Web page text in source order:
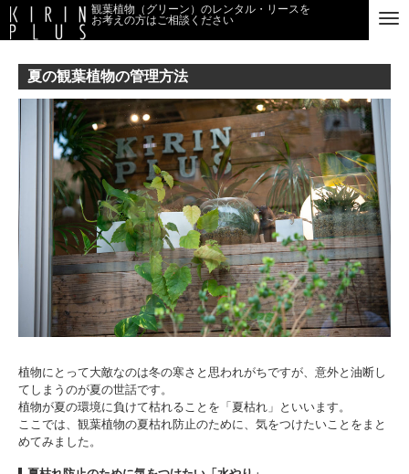
観葉植物（グリーン）のレンタル・リースを
お考えの方はご相談ください
夏の観葉植物の管理方法
植物にとって大敵なのは冬の寒さと思われがちですが、意外と油断し
てしまうのが夏の世話です。
植物が夏の環境に負けて枯れることを「夏枯れ」といいます。
ここでは、観葉植物の夏枯れ防止のために、気をつけたいことをまと
めてみました。